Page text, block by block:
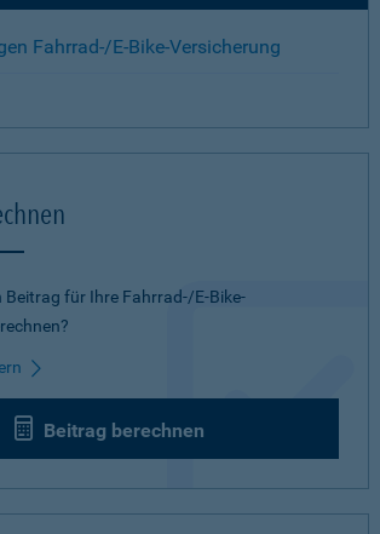
Fahrrad-/E-Bike-Versicherung
Beitrag für Ihre Fahrrad-/E-Bike-
Beitrag berechnen